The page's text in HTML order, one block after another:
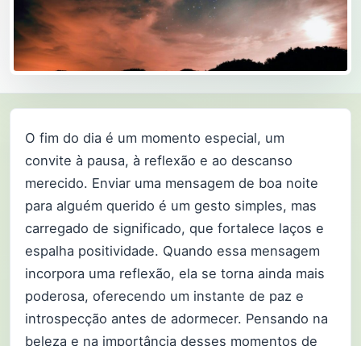
O fim do dia é um momento especial, um
convite à pausa, à reflexão e ao descanso
merecido. Enviar uma mensagem de boa noite
para alguém querido é um gesto simples, mas
carregado de significado, que fortalece laços e
espalha positividade. Quando essa mensagem
incorpora uma reflexão, ela se torna ainda mais
poderosa, oferecendo um instante de paz e
introspecção antes de adormecer. Pensando na
beleza e na importância desses momentos de